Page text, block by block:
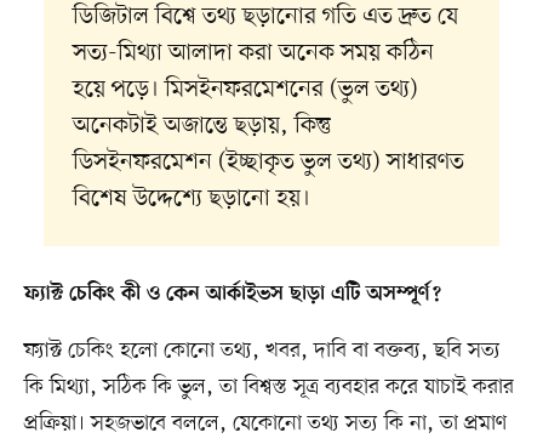
ডিজিটাল বিশ্বে তথ্য ছড়ানোর গতি এত দ্রুত যে
সত্য-মিথ্যা আলাদা করা অনেক সময় কঠিন
হয়ে পড়ে। মিসইনফরমেশনের (ভুল তথ্য)
অনেকটাই অজান্তে ছড়ায়, কিন্তু
ডিসইনফরমেশন (ইচ্ছাকৃত ভুল তথ্য) সাধারণত
বিশেষ উদ্দেশ্যে ছড়ানো হয়।
ফ্যাক্ট চেকিং কী ও কেন আর্কাইভস ছাড়া এটি অসম্পূর্ণ?
ফ্যাক্ট চেকিং হলো কোনো তথ্য, খবর, দাবি বা বক্তব্য, ছবি সত্য
কি মিথ্যা, সঠিক কি ভুল, তা বিশ্বস্ত সূত্র ব্যবহার করে যাচাই করার
প্রক্রিয়া। সহজভাবে বললে, যেকোনো তথ্য সত্য কি না, তা প্রমাণ